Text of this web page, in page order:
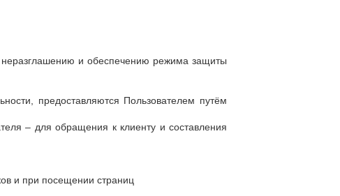
неразглашению и обеспечению режима защиты
предоставляются Пользователем путём
– для обращения к клиенту и составления
и при посещении страниц